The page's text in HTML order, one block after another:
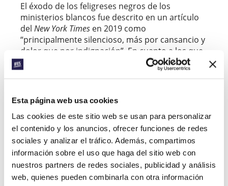
Esta página web usa cookies
Las cookies de este sitio web se usan para personalizar
el contenido y los anuncios, ofrecer funciones de redes
sociales y analizar el tráfico. Además, compartimos
información sobre el uso que haga del sitio web con
nuestros partners de redes sociales, publicidad y análisis
web, quienes pueden combinarla con otra información
El éxodo de los feligreses negros de los
ministerios blancos fue descrito en un artículo
del New York Times en 2019 como
“principalmente silencioso, más por cansancio y
dolor que por indignación”. En cuanto a los que
se han quedado, los consejeros cristianos han
declarado que el hecho de permanecer en
psicológicamente. Otros han hablado de la
necesidad de pasar un tiempo con aquellos con
los que comparten experiencias, para tener
renovación y para que así los miembros negros
puedan volver a sus espacios multirraciales
revitalizados y preparados para conectar a
través de las diferencias raciales.
En la era pos George Floyd, el enfoque se ha